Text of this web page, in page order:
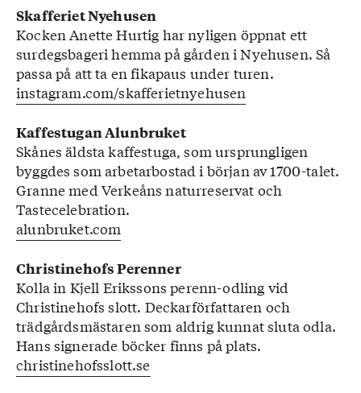
Skafferiet Nyehusen
Kocken Anette Hurtig har nyligen öppnat ett
surdegsbageri hemma på gården i Nyehusen. Så
passa på att ta en fikapaus under turen.
instagram.com/skafferietnyehusen
Kaffestugan Alunbruket
Skånes äldsta kaffestuga, som ursprungligen
byggdes som arbetarbostad i början av 1700-talet.
Granne med Verkeåns naturreservat och
Tastecelebration.
alunbruket.com
Christinehofs Perenner
Kolla in Kjell Erikssons perenn-odling vid
Christinehofs slott. Deckarförfattaren och
trädgårdsmästaren som aldrig kunnat sluta odla.
Hans signerade böcker finns på plats.
christinehofsslott.se